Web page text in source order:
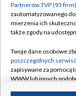
Centrum
Naziemna
Rada
System NOS
Informacje o
Partnerów TVP (93 firm)
zautomatyzowanego
mierzenia ich
także zgody na
Twoje dane osobowe
poszczególnych
zapisywane za pomocą
WWW lub innych